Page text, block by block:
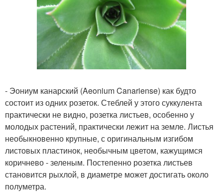
- Эониум канарский (Aeonium Canariense) как будто
состоит из одних розеток. Стеблей у этого суккулента
практически не видно, розетка листьев, особенно у
молодых растений, практически лежит на земле. Листья
необыкновенно крупные, с оригинальным изгибом
листовых пластинок, необычным цветом, кажущимся
коричнево - зеленым. Постепенно розетка листьев
становится рыхлой, в диаметре может достигать около
полуметра.